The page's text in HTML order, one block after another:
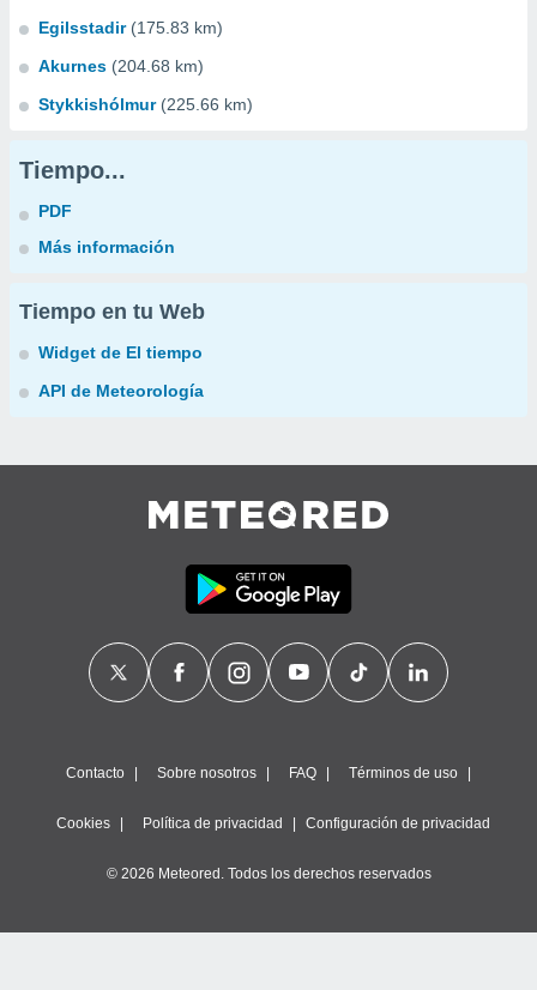
Egilsstadir (175.83 km)
Akurnes (204.68 km)
Stykkishólmur (225.66 km)
Tiempo...
PDF
Más información
Tiempo en tu Web
Widget de El tiempo
API de Meteorología
Contacto Sobre nosotros FAQ Términos de uso
Cookies Política de privacidad Configuración de privacidad
© 2026 Meteored. Todos los derechos reservados